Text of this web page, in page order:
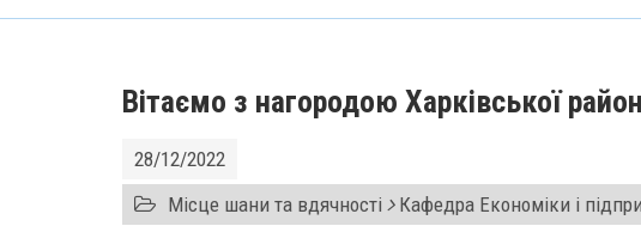
Вітаємо з нагородою Харківської
28/12/2022
Місце шани та вдячності Кафедра Економіки і